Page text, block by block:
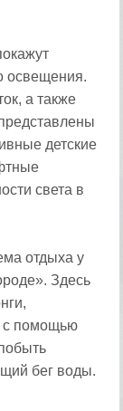
освещения.
а также
детские
света в
отдыха у
Здесь
с помощью
бег воды.